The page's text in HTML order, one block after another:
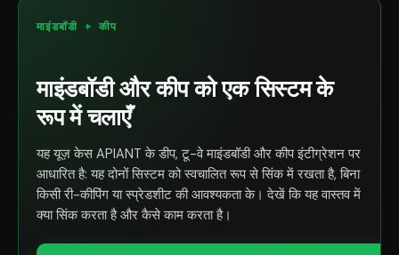
माइंडबॉडी + कीप
माइंडबॉडी और कीप को एक सिस्टम के
रूप में चलाएँ
यह यूज़ केस APIANT के डीप, टू-वे माइंडबॉडी और कीप इंटीग्रेशन पर
आधारित है: यह दोनों सिस्टम को स्वचालित रूप से सिंक में रखता है, बिना
किसी री-कीपिंग या स्प्रेडशीट की आवश्यकता के। देखें कि यह वास्तव में
क्या सिंक करता है और कैसे काम करता है।